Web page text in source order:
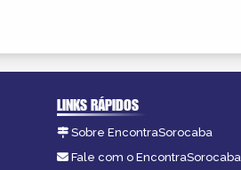
LINKS RÁPIDOS
Sobre EncontraSorocaba
Fale com o EncontraSorocaba